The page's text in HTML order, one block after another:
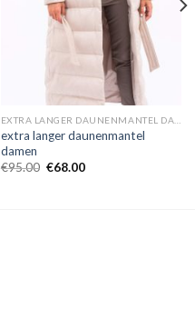
extra langer daunenmantel
damen
€95.00 €68.00